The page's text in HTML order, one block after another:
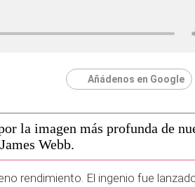
Añádenos en Google
la imagen más profunda de
Webb.
rendimiento. El ingenio fue